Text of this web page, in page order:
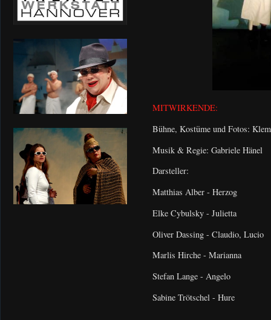
MITWIRKENDE:
Bühne, Kostüme und Fotos:
Musik & Regie: Gabriele Hänel
Darsteller:
Matthias Alber - Herzog
Elke Cybulsky - Julietta
Oliver Dassing - Claudio, Lucio
Marlis Hirche - Marianna
Stefan Lange - Angelo
Sabine Trötschel - Hure